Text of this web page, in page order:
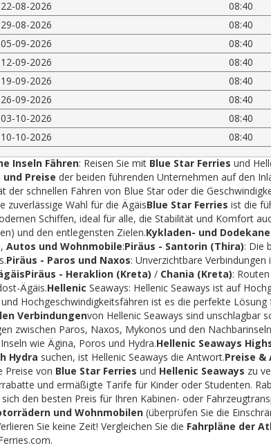
08-2026
08:40
08-2026
08:40
09-2026
08:40
09-2026
08:40
09-2026
08:40
09-2026
08:40
10-2026
08:40
10-2026
08:40
Inseln Fähren: Reisen Sie mit Blue Star Ferries und
und Preise der beiden führenden Unternehmen auf den
der schnellen Fähren von Blue Star oder die
zuverlässige Wahl für die ÄgäisBlue Star Ferries ist die
Schiffen, ideal für alle, die Stabilität und Komfort
und den entlegensten Zielen.Kykladen- und
Autos und Wohnmobile:Piräus - Santorin (Thira): Die
Piräus - Paros und Naxos: Unverzichtbare Verbindungen
Piräus - Heraklion (Kreta) / Chania (Kreta):
Ägäis.Hellenic Seaways: Hellenic Seaways ist auf
Hochgeschwindigkeitsfähren ist es die perfekte
Verbindungenvon Hellenic Seaways sind unschlagbar
zwischen Paros, Naxos, Mykonos und den
wie Ägina, Poros und Hydra.Hellenic Seaways
Hydra suchen, ist Hellenic Seaways die Antwort.Preise &
Preise von Blue Star Ferries und Hellenic Seaways zu
und ermäßigte Tarife für Kinder oder Studenten.
sich den besten Preis für Ihren Kabinen- oder
und Wohnmobilen (überprüfen Sie die
Sie keine Zeit! Vergleichen Sie die Fahrpläne der